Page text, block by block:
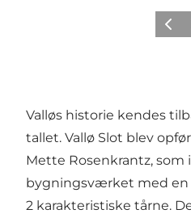
Valløs historie kendes
tallet. Vallø Slot blev
Mette Rosenkrantz, som
bygningsværket med en
2 karakteristiske tårne.